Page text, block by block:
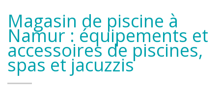
Magasin de piscine à
Namur : équipements et
accessoires de piscines,
spas et jacuzzis